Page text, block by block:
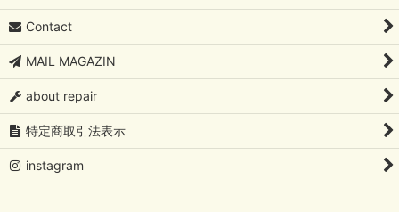
Contact
MAIL MAGAZIN
about repair
特定商取引法表示
instagram